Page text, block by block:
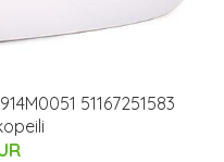
51167251583